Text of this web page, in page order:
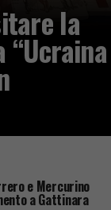
la
e Mercurino
a Gattinara